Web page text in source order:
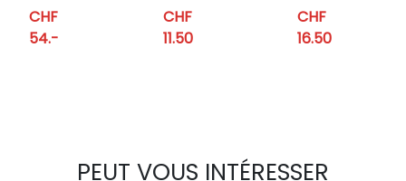
voitures de
police
CHF
54.-
CHF
11.50
CHF
16.50
PEUT VOUS INTÉRESSER